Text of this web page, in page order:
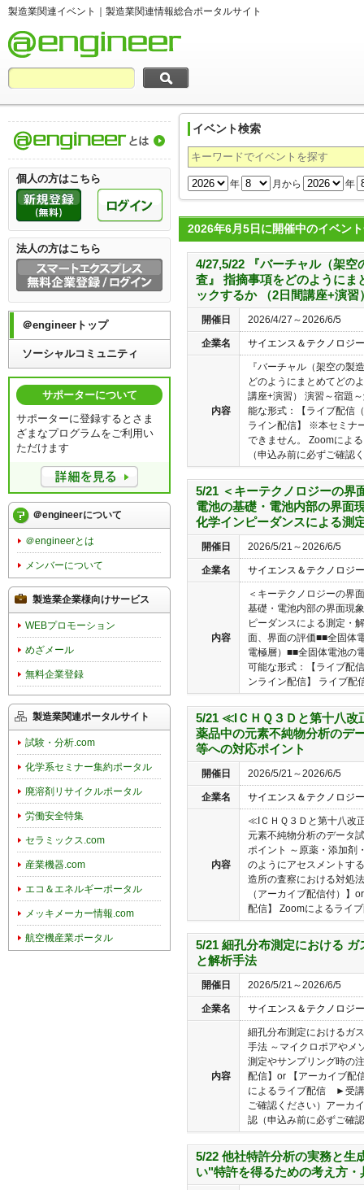
製造業関連イベント｜製造業関連情報総合ポータルサイト
イベント検索
年 月から 年
2026年6月5日に開催中のイベン
4/27,5/22 『バーチャル（架
査』 指摘事項をどのようにま
ックするか （2日間講座+演習
開催日 2026/4/27～2026/6/5
企業名 サイエンス＆テクノロジ
内容
『バーチャル（架空の製
どのようにまとめてどの
講座+演習） 演習～宿題
能な形式：【ライブ配信
ライン配信】 ※本セミナ
できません。 Zoomによ
（申込み前に必ずご確認
5/21 ＜キーテクノロジーの界
電池の基礎・電池内部の界面
化学インピーダンスによる測
開催日 2026/5/21～2026/6/5
企業名 サイエンス＆テクノロジ
内容
＜キーテクノロジーの界
基礎・電池内部の界面現
ピーダンスによる測定・
面、界面の評価■■全固体
電極層）■■全固体電池の
可能な形式：【ライブ配
ンライン配信】 ライブ配
5/21 ≪IＣＨＱ３Ｄと第十八
薬品中の元素不純物分析のデ
等への対応ポイント
開催日 2026/5/21～2026/6/5
企業名 サイエンス＆テクノロジ
内容
≪IＣＨＱ３Ｄと第十八改
元素不純物分析のデータ
ポイント ～原薬・添加剤
のようにアセスメントす
造所の査察における対処
（アーカイブ配信付）】
配信】 Zoomによるライ
5/21 細孔分布測定における
と解析手法
開催日 2026/5/21～2026/6/5
企業名 サイエンス＆テクノロジ
内容
細孔分布測定におけるガ
手法 ～マイクロポアやメ
測定やサンプリング時の
配信】or 【アーカイブ配
によるライブ配信 ►受講
ご確認ください）アー
認（申込み前に必ずご確
5/22 他社特許分析の実務と生
い"特許を得るための考え方・
製造業関連情報総合ポータルサイト＠
個人の方はこちら
法人の方はこちら
＠engineerトップ
ソーシャルコミュニティ
サポーターについて
サポーターに登録するとさま
ざまなプログラムをご利用い
ただけます
＠engineerについて
＠engineerとは
メンバーについて
製造業企業様向けサービス
WEBプロモーション
めざメール
無料企業登録
製造業関連ポータルサイト
試験・分析.com
化学系セミナー集約ポータル
廃溶剤リサイクルポータル
労働安全特集
セラミックス.com
産業機器.com
エコ＆エネルギーポータル
メッキメーカー情報.com
航空機産業ポータル